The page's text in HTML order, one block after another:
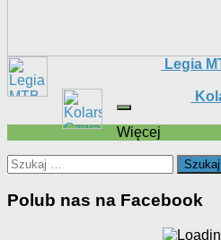
Legia
Więcej
Szukaj:
Polub nas na Facebook